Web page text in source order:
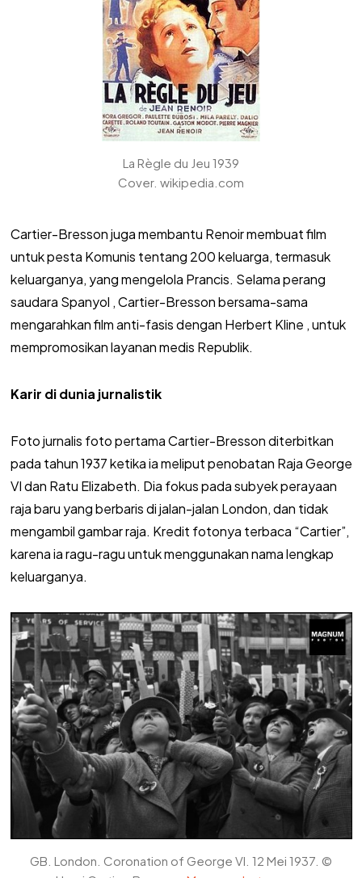
La Règle du Jeu 1939
Cover. wikipedia.com
Cartier-Bresson juga membantu Renoir membuat film
untuk pesta Komunis tentang 200 keluarga, termasuk
keluarganya, yang mengelola Prancis. Selama perang
saudara Spanyol , Cartier-Bresson bersama-sama
mengarahkan film anti-fasis dengan Herbert Kline , untuk
mempromosikan layanan medis Republik.
Karir di dunia jurnalistik
Foto jurnalis foto pertama Cartier-Bresson diterbitkan
pada tahun 1937 ketika ia meliput penobatan Raja George
VI dan Ratu Elizabeth. Dia fokus pada subyek perayaan
raja baru yang berbaris di jalan-jalan London, dan tidak
mengambil gambar raja. Kredit fotonya terbaca “Cartier”,
karena ia ragu-ragu untuk menggunakan nama lengkap
keluarganya.
GB. London. Coronation of George VI. 12 Mei 1937. ©